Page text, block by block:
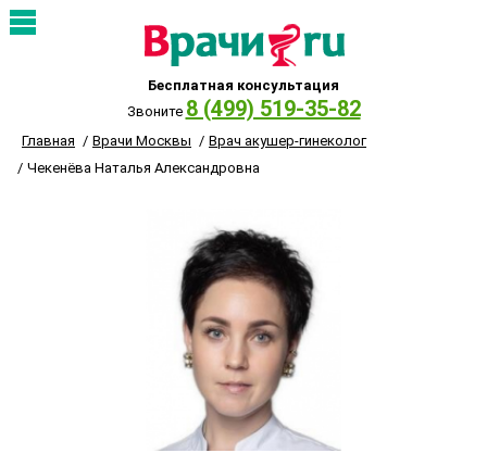
Бесплатная консультация
Звоните 8 (499) 519-35-82
Главная Врачи Москвы
Врач акушер-гинеколог
Чекенёва Наталья Александровна